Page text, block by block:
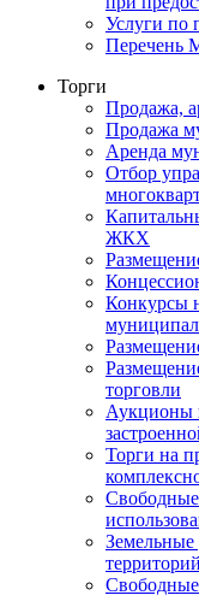
Услуги по
Перечень
Торги
Продажа,
Продажа
Аренда
Отбор
ЖКХ
Конкурсы
торговли
Аукционы
Торги на
Свободные
Земельные
территорий
Свободные